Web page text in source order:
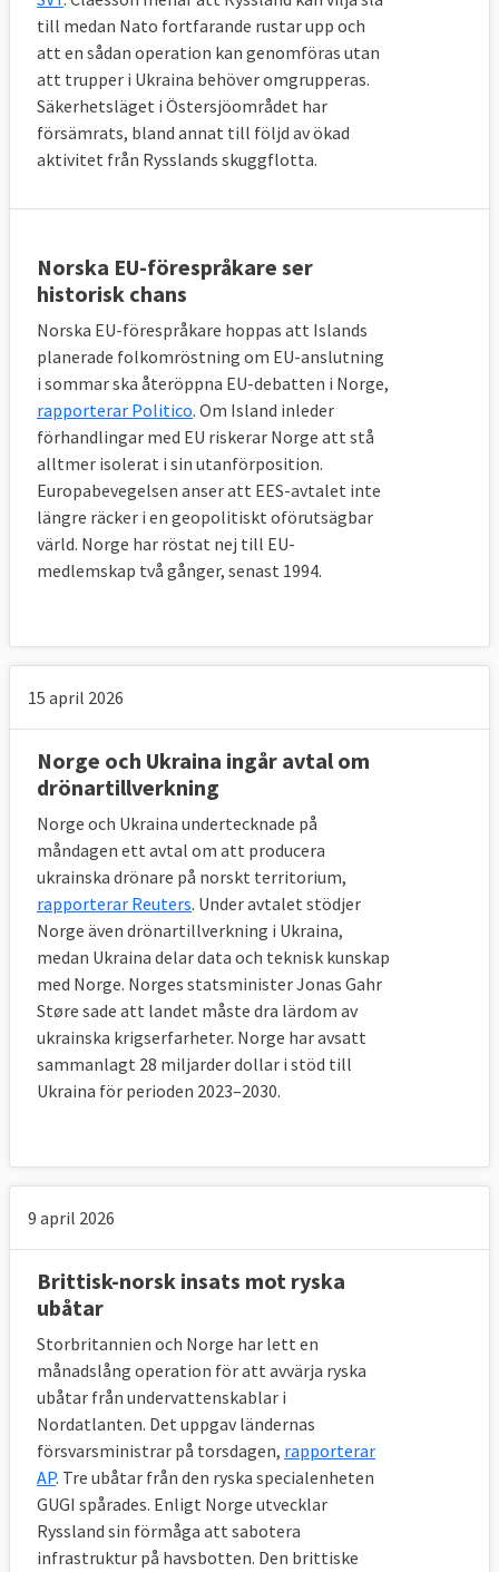
till medan Nato fortfarande rustar upp och
att en sådan operation kan genomföras utan
att trupper i Ukraina behöver omgrupperas.
Säkerhetsläget i Östersjöområdet har
försämrats, bland annat till följd av ökad
aktivitet från Rysslands skuggflotta.
Norska EU-förespråkare ser
historisk chans
Norska EU-förespråkare hoppas att Islands
planerade folkomröstning om EU-anslutning
i sommar ska återöppna EU-debatten i Norge,
rapporterar Politico. Om Island inleder
förhandlingar med EU riskerar Norge att stå
alltmer isolerat i sin utanförposition.
Europabevegelsen anser att EES-avtalet inte
längre räcker i en geopolitiskt oförutsägbar
värld. Norge har röstat nej till EU-
medlemskap två gånger, senast 1994.
15 april 2026
Norge och Ukraina ingår avtal om
drönartillverkning
Norge och Ukraina undertecknade på
måndagen ett avtal om att producera
ukrainska drönare på norskt territorium,
rapporterar Reuters. Under avtalet stödjer
Norge även drönartillverkning i Ukraina,
medan Ukraina delar data och teknisk kunskap
med Norge. Norges statsminister Jonas Gahr
Støre sade att landet måste dra lärdom av
ukrainska krigserfarheter. Norge har avsatt
sammanlagt 28 miljarder dollar i stöd till
Ukraina för perioden 2023–2030.
9 april 2026
Brittisk-norsk insats mot ryska
ubåtar
Storbritannien och Norge har lett en
månadslång operation för att avvärja ryska
ubåtar från undervattenskablar i
Nordatlanten. Det uppgav ländernas
försvarsministrar på torsdagen, rapporterar
AP. Tre ubåtar från den ryska specialenheten
GUGI spårades. Enligt Norge utvecklar
Ryssland sin förmåga att sabotera
infrastruktur på havsbotten. Den brittiske